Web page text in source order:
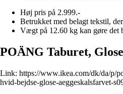
Høj pris på 2.999.-
Betrukket med belagt tekstil,
Vægt på 12.60 kg kan gøre det
POÄNG Taburet,
Link: https://www.ikea.com/dk/da/p/
hvid-bejdse-glose-aeggeskalsfarvet-